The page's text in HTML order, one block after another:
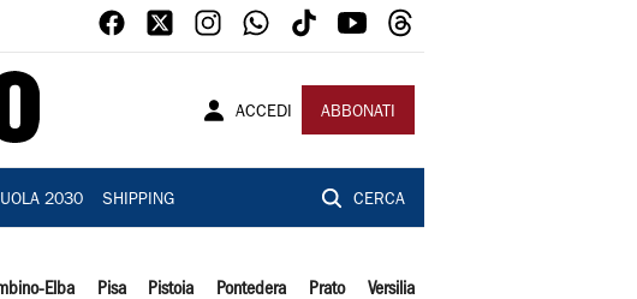
ACCEDI ABBONATI
2030 SHIPPING CERCA
Elba Pisa Pistoia Pontedera Prato Versilia